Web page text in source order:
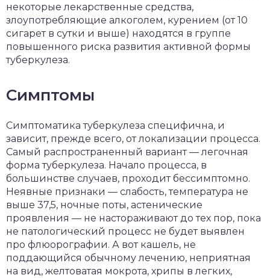
некоторые лекарственные средства,
злоупотребляющие алкоголем, курением (от 10
сигарет в сутки и выше) находятся в группе
повышенного риска развития активной формы
туберкулеза.
Симптомы
Симптоматика туберкулеза специфична, и
зависит, прежде всего, от локализации процесса.
Самый распространенный вариант — легочная
форма туберкулеза. Начало процесса, в
большинстве случаев, проходит бессимптомно.
Неявные признаки — слабость, температура не
выше 37,5, ночные поты, астенические
проявления — не настораживают до тех пор, пока
не патологический процесс не будет выявлен
про флюорографии. А вот кашель, не
поддающийся обычному лечению, неприятная
на вид, желтоватая мокрота, хрипы в легких,